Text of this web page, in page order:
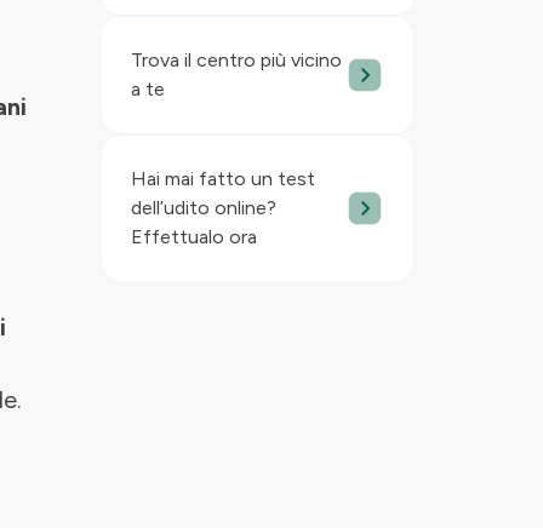
Trova il centro più vicino
a te
Hai mai fatto un test
dell’udito online?
Effettualo ora